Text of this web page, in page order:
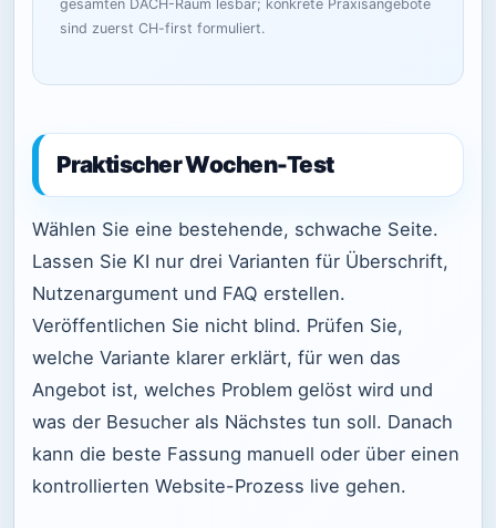
gesamten DACH-Raum lesbar; konkrete Praxisangebote
sind zuerst CH-first formuliert.
Praktischer Wochen-Test
Wählen Sie eine bestehende, schwache Seite.
Lassen Sie KI nur drei Varianten für Überschrift,
Nutzenargument und FAQ erstellen.
Veröffentlichen Sie nicht blind. Prüfen Sie,
welche Variante klarer erklärt, für wen das
Angebot ist, welches Problem gelöst wird und
was der Besucher als Nächstes tun soll. Danach
kann die beste Fassung manuell oder über einen
kontrollierten Website-Prozess live gehen.